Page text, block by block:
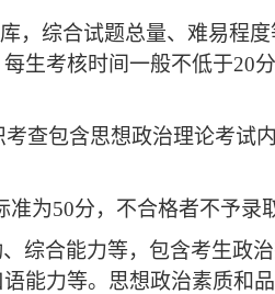
，综合试题总量、难易程
生考核时间一般不低于20
考查包含思想政治理论考试
准为50分，不合格者不予录
综合能力等，包含考生政
能力等。思想政治素质和